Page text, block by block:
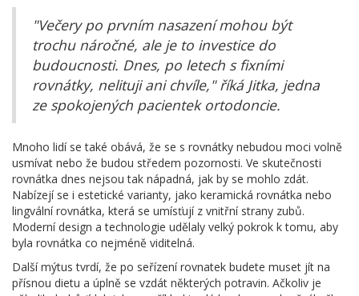
"Večery po prvním nasazení mohou být
trochu náročné, ale je to investice do
budoucnosti. Dnes, po letech s fixními
rovnátky, nelituji ani chvíle," říká Jitka, jedna
ze spokojených pacientek ortodoncie.
Mnoho lidí se také obává, že se s rovnátky nebudou moci volně
usmívat nebo že budou středem pozornosti. Ve skutečnosti
rovnátka dnes nejsou tak nápadná, jak by se mohlo zdát.
Nabízejí se i estetické varianty, jako keramická rovnátka nebo
lingvální rovnátka, která se umísťují z vnitřní strany zubů.
Moderní design a technologie udělaly velký pokrok k tomu, aby
byla rovnátka co nejméně viditelná.
Další mýtus tvrdí, že po seřízení rovnatek budete muset jít na
přísnou dietu a úplně se vzdát některých potravin. Ačkoliv je